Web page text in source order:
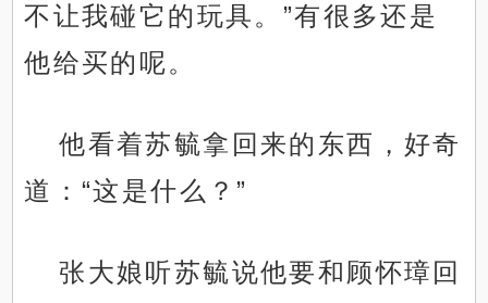
不让我碰它的玩具。”有很多还是
他给买的呢。
他看着苏毓拿回来的东西，好奇
道：“这是什么？”
张大娘听苏毓说他要和顾怀璋回